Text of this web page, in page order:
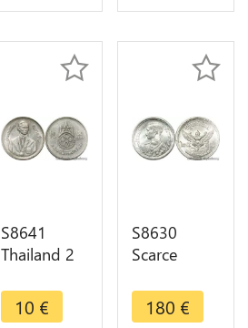
S8641
Thailand 2
IX 13th SEA
Games
10 €
S8630
Scarce
Satang
Rama VIII
180 €